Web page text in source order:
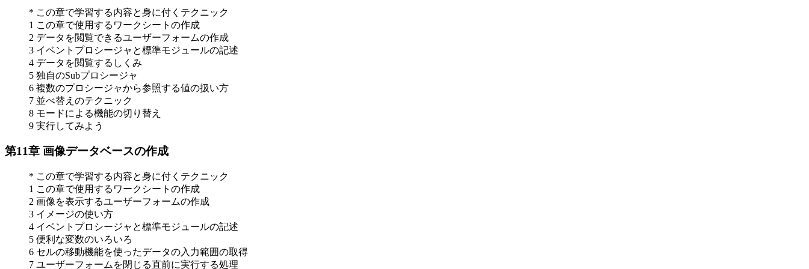
* この章で学習する内容と身に付くテクニック
1 この章で使用するワークシートの作成
2 データを閲覧できるユーザーフォームの作成
3 イベントプロシージャと標準モジュールの記述
4 データを閲覧するしくみ
5 独自のSubプロシージャ
6 複数のプロシージャから参照する値の扱い方
7 並べ替えのテクニック
8 モードによる機能の切り替え
9 実行してみよう
第11章 画像データベースの作成
* この章で学習する内容と身に付くテクニック
1 この章で使用するワークシートの作成
2 画像を表示するユーザーフォームの作成
3 イメージの使い方
4 イベントプロシージャと標準モジュールの記述
5 便利な変数のいろいろ
6 セルの移動機能を使ったデータの入力範囲の取得
7 ユーザーフォームを閉じる直前に実行する処理